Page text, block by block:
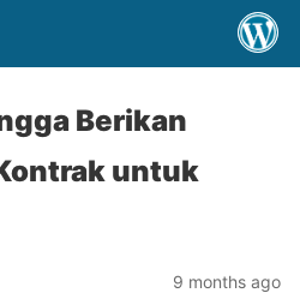
Berikan
untuk
9 months ago